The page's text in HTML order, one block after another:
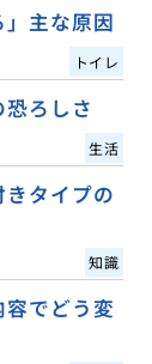
主な原因
トイレ
恐ろしさ
生活
タイプの
知識
容でどう変